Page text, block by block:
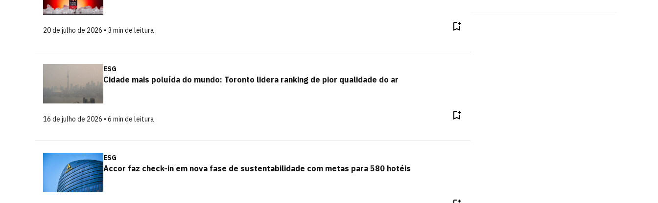
20 de julho de 2026 • 3 min de leitura
ESG
Cidade mais poluída do mundo: Toronto lidera ranking de pior qualidade do ar
16 de julho de 2026 • 6 min de leitura
ESG
Accor faz check-in em nova fase de sustentabilidade com metas para 580 hotéis